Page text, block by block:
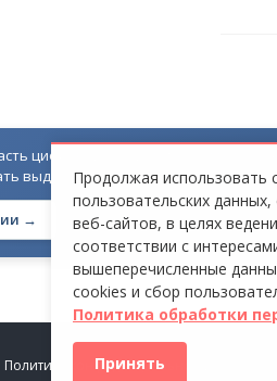
цифровой экосистемы
выдачу гостевых пропусков,
→
Политика конфиденциальности
Продолжая использовать
пользовательских
веб-сайтов, в целях
соответствии с
вышеперечисленные
cookies и сбор
Политика обработки
Принять